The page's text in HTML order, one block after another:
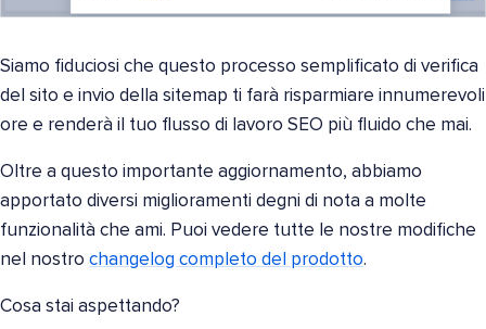
Siamo fiduciosi che questo processo semplificato di verifica
del sito e invio della sitemap ti farà risparmiare innumerevoli
ore e renderà il tuo flusso di lavoro SEO più fluido che mai.
Oltre a questo importante aggiornamento, abbiamo
apportato diversi miglioramenti degni di nota a molte
funzionalità che ami. Puoi vedere tutte le nostre modifiche
nel nostro changelog completo del prodotto.
Cosa stai aspettando?